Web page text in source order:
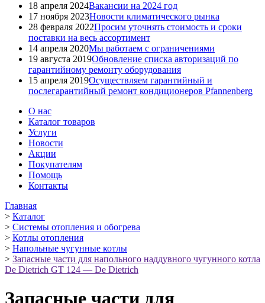
18 апреля 2024Вакансии на 2024 год
17 ноября 2023Новости климатического рынка
28 февраля 2022Просим уточнять стоимость и сроки
поставки на весь ассортимент
14 апреля 2020Мы работаем с ограничениями
19 августа 2019Обновление списка авторизаций по
гарантийному ремонту оборудования
15 апреля 2019Осуществляем гарантийный и
послегарантийный ремонт кондиционеров Pfannenberg
О нас
Каталог товаров
Услуги
Новости
Акции
Покупателям
Помощь
Контакты
Главная
> Каталог
> Системы отопления и обогрева
> Котлы отопления
> Напольные чугунные котлы
> Запасные части для напольного наддувного чугунного котла
De Dietrich GT 124 — De Dietrich
Запасные части для